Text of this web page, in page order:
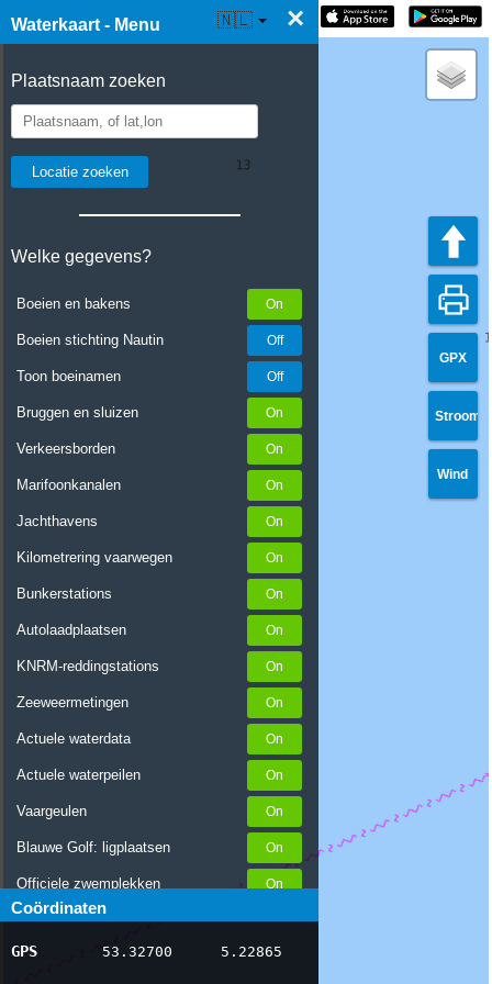
Waterkaart - Menu ×
Plaatsnaam zoeken
Welke gegevens?
Boeien en bakens
Boeien stichting Nautin
Toon boeinamen
Bruggen en sluizen
Verkeersborden
Marifoonkanalen
Jachthavens
Kilometrering vaarwegen
Bunkerstations
Autolaadplaatsen
KNRM-reddingstations
Zeeweermetingen
Actuele waterdata
Actuele waterpeilen
Vaargeulen
Blauwe Golf: ligplaatsen
Officiele zwemplekken
Stremmingen/hinder
AIS scheepsposities
Coördinaten
GPS 53.32700 5.22865
☰ Waterkaart Live 🇳🇱
GPX
Stroom
Wind